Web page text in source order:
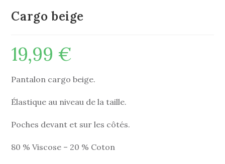
Cargo beige
19,99 €
Pantalon cargo beige.
Élastique au niveau de la taille.
Poches devant et sur les côtés.
80 % Viscose – 20 % Coton